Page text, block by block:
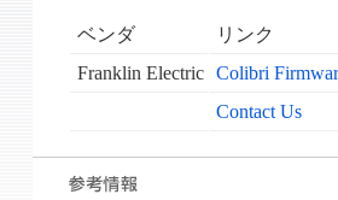
ベンダ
リンク
Franklin Electric Colibri
Contact Us